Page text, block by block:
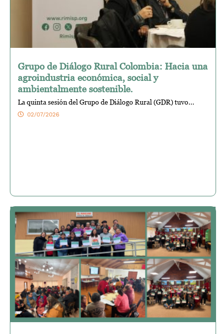
Grupo de Diálogo Rural Colombia: Hacia una
agroindustria económica, social y
ambientalmente sostenible.
La quinta sesión del Grupo de Diálogo Rural (GDR) tuvo...
02/07/2026